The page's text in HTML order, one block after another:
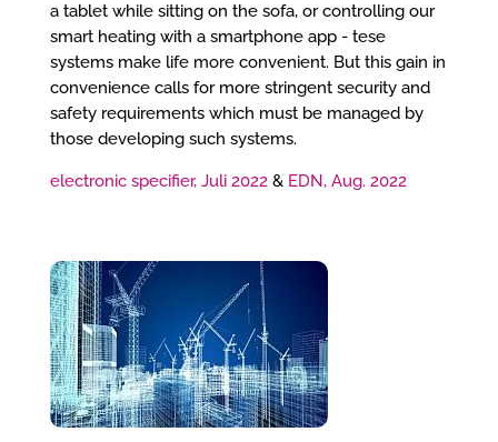
a tablet while sitting on the sofa, or controlling our
smart heating with a smartphone app - tese
systems make life more convenient. But this gain in
convenience calls for more stringent security and
safety requirements which must be managed by
those developing such systems.
electronic specifier, Juli 2022& EDN, Aug. 2022